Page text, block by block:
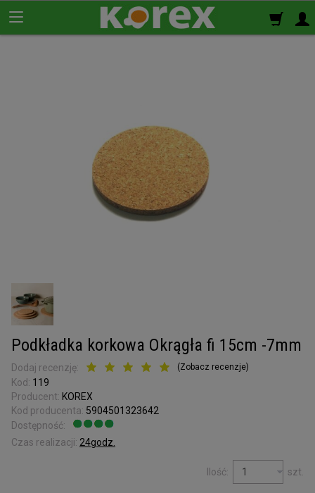
Rolki korkowe
Podkład korkowy
pod panele
Korek izolacyjny
do terrarium
Podkładki korkowe
Listwy korkowe
wykończeniowe
Podkładka korkowa Okrągła fi 15cm -7mm
Dodaj recenzję: (Zobacz recenzje)
Kod: 119
Producent: KOREX
Kod producenta: 5904501323642
Dostępność:
Czas realizacji: 24godz.
Ilość: szt.